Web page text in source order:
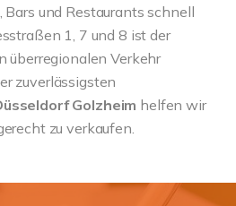
und Restaurants schnell
1, 7 und 8 ist der
überregionalen Verkehr
zuverlässigsten
Golzheim helfen wir
zu verkaufen.